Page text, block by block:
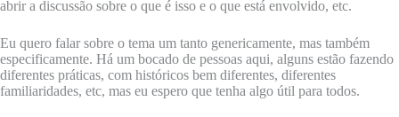
abrir a discussão sobre o que é isso e o que está envolvido, etc.
Eu quero falar sobre o tema um tanto genericamente, mas também
especificamente. Há um bocado de pessoas aqui, alguns estão fazendo
diferentes práticas, com históricos bem diferentes, diferentes
familiaridades, etc, mas eu espero que tenha algo útil para todos.